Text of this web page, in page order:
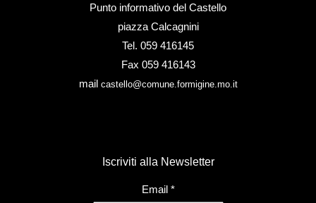
Punto informativo del Castello
piazza Calcagnini
Tel. 059 416145
Fax 059 416143
mail castello@comune.formigine.mo.it
Iscriviti alla Newsletter
Email *